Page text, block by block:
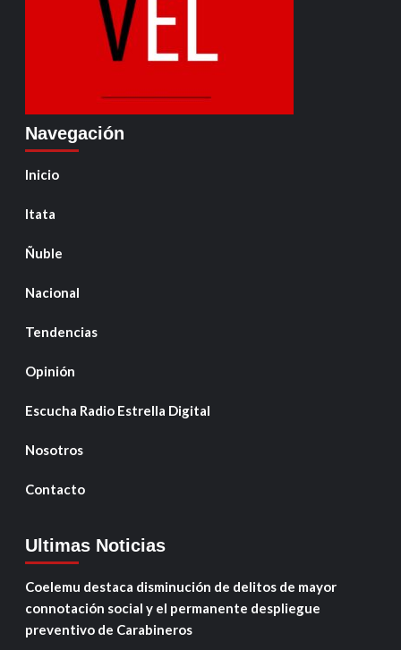
Navegación
Inicio
Itata
Ñuble
Nacional
Tendencias
Opinión
Escucha Radio Estrella Digital
Nosotros
Contacto
Ultimas Noticias
Coelemu destaca disminución de delitos de mayor
connotación social y el permanente despliegue
preventivo de Carabineros